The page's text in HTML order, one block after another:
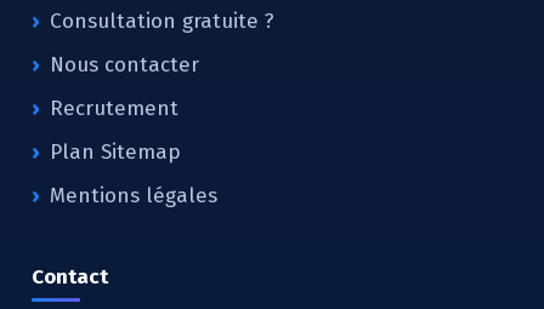
Consultation gratuite ?
Nous contacter
Recrutement
Plan Sitemap
Mentions légales
Contact